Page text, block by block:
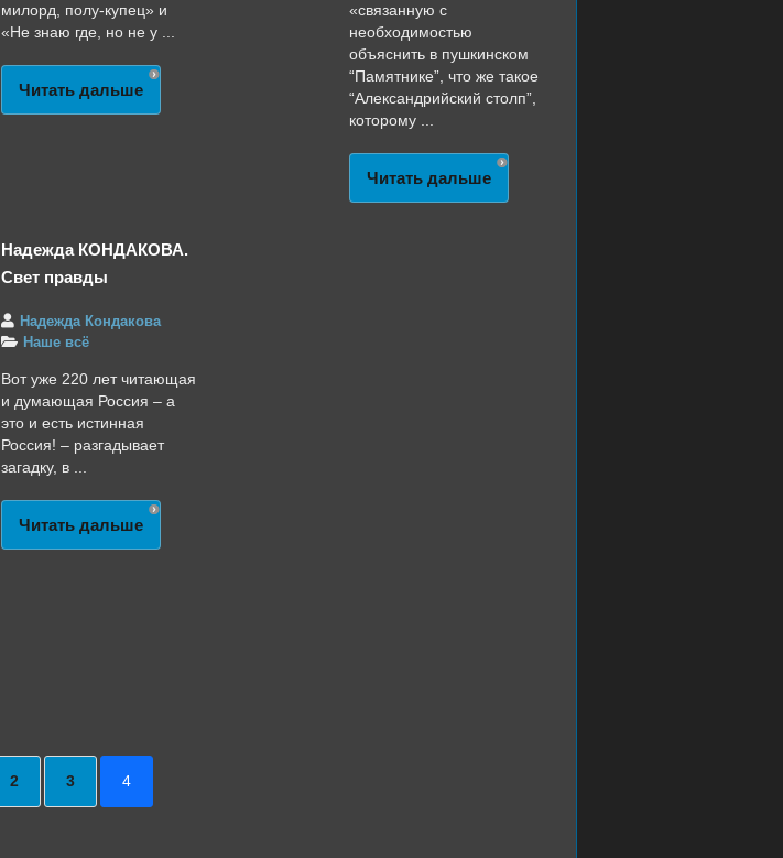
милорд, полу-купец» и
«Не знаю где, но не у ...
Читать дальше
«связанную с
необходимостью
объяснить в пушкинском
“Памятнике”, что же такое
“Александрийский столп”,
которому ...
Читать дальше
Надежда КОНДАКОВА.
Свет правды
Надежда Кондакова
Наше всё
Вот уже 220 лет читающая
и думающая Россия – а
это и есть истинная
Россия! – разгадывает
загадку, в ...
Читать дальше
2 3 4